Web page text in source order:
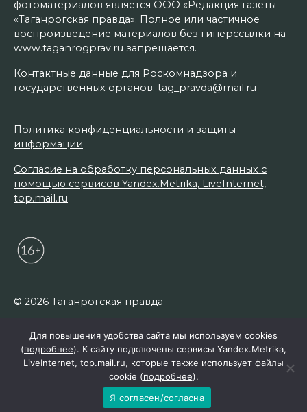
фотоматериалов является ООО «Редакция газеты
«Таганрогская правда». Полное или частичное
воспроизведение материалов без гиперссылки на
www.taganrogprav.ru запрещается.
Контактные данные для Роскомнадзора и
государственных органов: tag_pravda@mail.ru
Политика конфиденциальности и защиты
информации
Согласие на обработку персональных данных с
помощью сервисов Yandex.Metrika, LiveInternet,
top.mail.ru
© 2026 Таганрогская правда
Для повышения удобства сайта мы используем cookies
(подробнее). К сайту подключены сервисы Yandex.Metrika,
LiveInternet, top.mail.ru, которые также использует файлы
cookie (подробнее).
Я согласен/согласна